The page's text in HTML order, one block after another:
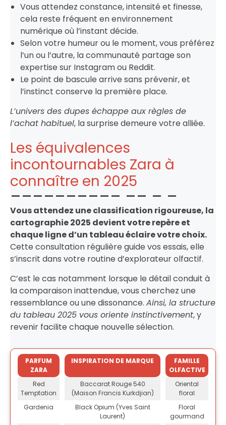
Vous attendez constance, intensité et finesse,
cela reste fréquent en environnement
numérique où l’instant décide.
Selon votre humeur ou le moment, vous préférez
l’un ou l’autre, la communauté partage son
expertise sur Instagram ou Reddit.
Le point de bascule arrive sans prévenir, et
l’instinct conserve la première place.
L’univers des dupes échappe aux règles de
l’achat habituel, la surprise demeure votre alliée.
Les équivalences
incontournables Zara à
connaître en 2025
Vous attendez une classification rigoureuse, la
cartographie 2025 devient votre repère et
chaque ligne d’un tableau éclaire votre choix.
Cette consultation régulière guide vos essais, elle
s’inscrit dans votre routine d’explorateur olfactif.
C’est le cas notamment lorsque le détail conduit à
la comparaison inattendue, vous cherchez une
ressemblance ou une dissonance. Ainsi, la structure
du tableau 2025 vous oriente instinctivement, y
revenir facilite chaque nouvelle sélection.
PARFUM
ZARA
INSPIRATION DE MARQUE
FAMILLE
OLFACTIVE
Red
Temptation
Baccarat Rouge 540
(Maison Francis Kurkdjian)
Oriental
floral
Gardenia
Black Opium (Yves Saint
Laurent)
Floral
gourmand